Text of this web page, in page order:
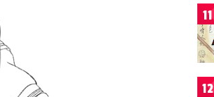
11
12